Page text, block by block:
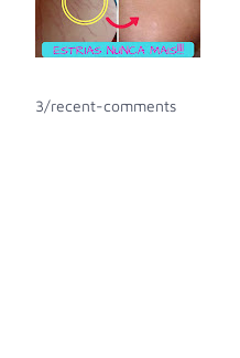
3/recent-comments